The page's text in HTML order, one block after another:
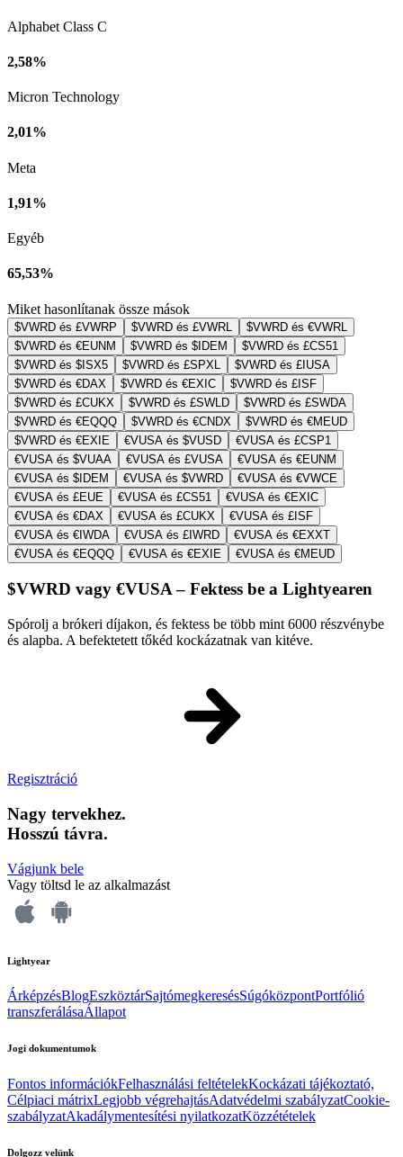
Alphabet Class C
2,58%
Micron Technology
2,01%
Meta
1,91%
Egyéb
65,53%
Miket hasonlítanak össze mások
$VWRD és £VWRP $VWRD és £VWRL
$VWRD és €VWRL
$VWRD és €EUNM
$VWRD és $IDEM
$VWRD és £CS51
$VWRD és $ISX5
$VWRD és £SPXL
$VWRD és £IUSA
$VWRD és €DAX
$VWRD és €EXIC
$VWRD és £ISF
$VWRD és £CUKX
$VWRD és £SWLD
$VWRD és £SWDA
$VWRD és €EQQQ
$VWRD és €CNDX
$VWRD és €MEUD
$VWRD és €EXIE
€VUSA és $VUSD
€VUSA és £CSP1
€VUSA és $VUAA
€VUSA és £VUSA
€VUSA és €EUNM
€VUSA és $IDEM
€VUSA és $VWRD
€VUSA és €VWCE
€VUSA és £EUE
€VUSA és £CS51
€VUSA és €EXIC
€VUSA és €DAX
€VUSA és £CUKX
€VUSA és £ISF
€VUSA és €IWDA
€VUSA és £IWRD
€VUSA és €EXXT
€VUSA és €EQQQ
€VUSA és €EXIE €VUSA és €MEUD
$VWRD vagy €VUSA – Fektess be a Lightyearen
Spórolj a brókeri díjakon, és fektess be több mint 6000 részvénybe
és alapba. A befektetett tőkéd kockázatnak van kitéve.
Regisztráció
Nagy tervekhez.
Hosszú távra.
Vágjunk bele
Vagy töltsd le az alkalmazást
Lightyear
ÁrképzésBlogEszköztárSajtómegkeresésSúgóközpontPortfólió
transzferálásaÁllapot
Jogi dokumentumok
Fontos információkFelhasználási feltételekKockázati tájékoztató,
Célpiaci mátrixLegjobb végrehajtásAdatvédelmi szabályzatCookie-
szabályzatAkadálymentesítési nyilatkozatKözzétételek
Dolgozz velünk